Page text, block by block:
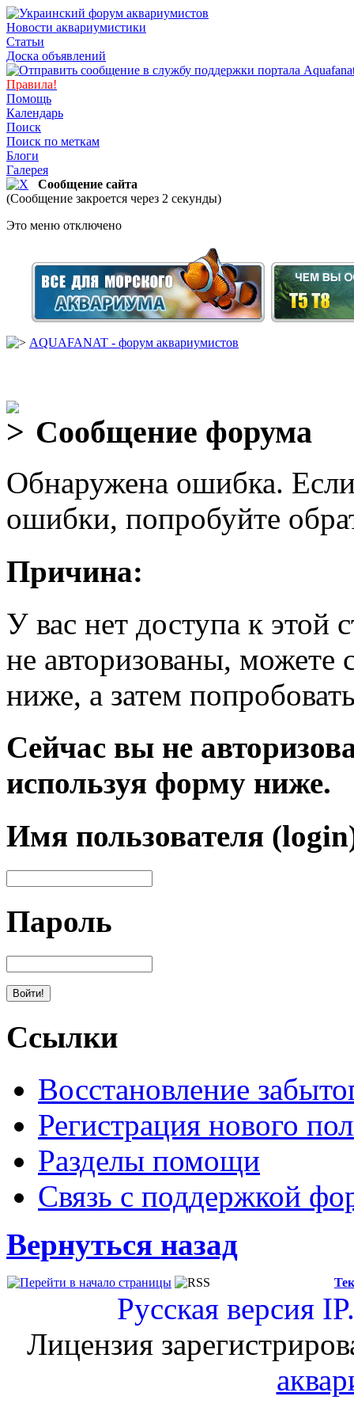
Новости аквариумистики
Статьи
Доска объявлений
Правила!
Помощь
Календарь
Поиск
Поиск по меткам
Блоги
Галерея
Сообщение сайта
(Сообщение закроется через 2 секунды)
Это меню отключено
AQUAFANAT - форум аквариумистов
Сообщение форума
Обнаружена ошибка.
ошибки, попробуйте
Причина:
У вас нет доступа к
не авторизованы, можете
ниже, а затем
Сейчас вы не
используя форму ниже.
Имя пользователя
Пароль
Ссылки
Восстановление
Регистрация нового
Разделы помощи
Связь с поддержкой
Вернуться назад
Русская версия
Лицензия